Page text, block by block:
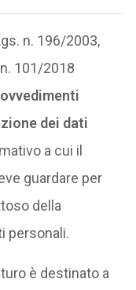
n. 196/2003,
101/2018
dei dati
a cui il
guardare per
della
personali.
è destinato a